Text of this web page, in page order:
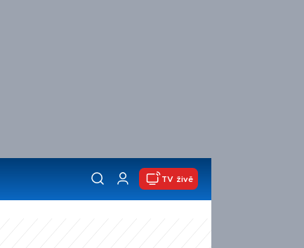
TV živě